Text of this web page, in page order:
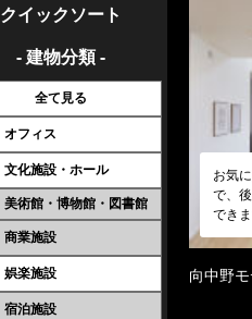
クイックソート
- 建物分類 -
全て見る
オフィス
文化施設・ホール
美術館・博物館・図書館
商業施設
娯楽施設
宿泊施設
お気
で、
できま
向中野